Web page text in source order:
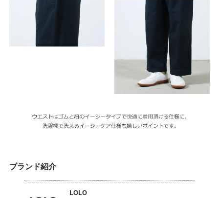
ブランド紹介
LOLO